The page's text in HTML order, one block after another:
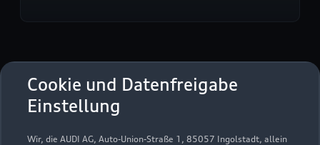
Cookie und Datenfreigabe
Einstellung
Wir, die AUDI AG, Auto-Union-Straße 1, 85057 Ingolstadt, allein
Autohaus Evers GmbH &
Co. KG